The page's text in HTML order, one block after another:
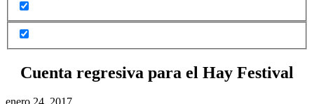
Cuenta regresiva para el Hay Festival